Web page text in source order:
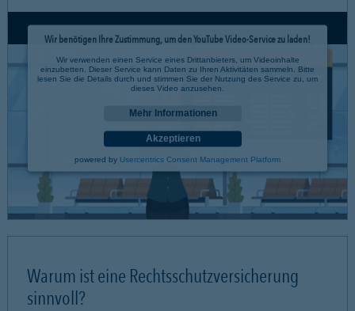
Wir benötigen Ihre Zustimmung, um den YouTube Video-Service zu laden!
Wir verwenden einen Service eines Drittanbieters, um Videoinhalte
einzubetten. Dieser Service kann Daten zu Ihren Aktivitäten sammeln. Bitte
lesen Sie die Details durch und stimmen Sie der Nutzung des Service zu, um
dieses Video anzusehen.
Mehr Informationen
Akzeptieren
powered by Usercentrics Consent Management Platform
Warum ist eine Rechtsschutzversicherung
sinnvoll?